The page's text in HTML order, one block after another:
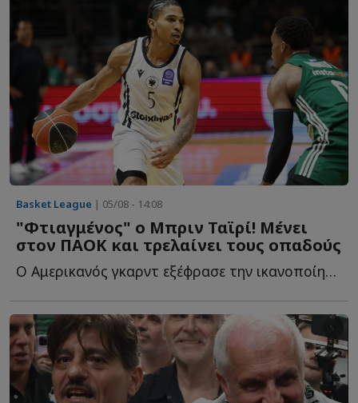
Basket League | 05/08 - 14:08
"Φτιαγμένος" ο Μπριν Ταϊρί! Μένει
στον ΠΑΟΚ και τρελαίνει τους οπαδούς
Ο Αμερικανός γκαρντ εξέφρασε την ικανοποίησή του για τ...